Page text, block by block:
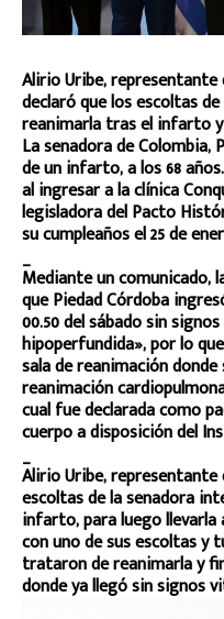
Alirio Uribe, representante
declaró que los escoltas
reanimarla tras el infarto
La senadora de
de un infarto, a los 68
al ingresar a la clínica
legisladora del Pacto
su cumpleaños el 25 de
_
Mediante un comunicado,
que Piedad Córdoba
00.50 del sábado sin
hipoperfundida», por lo
sala de reanimación
reanimación
cual fue declarada como
cuerpo a disposición del
_
Alirio Uribe, representante
escoltas de la senadora
infarto, para luego llevarla
con uno de sus escoltas
trataron de reanimarla y
donde ya llegó sin signos